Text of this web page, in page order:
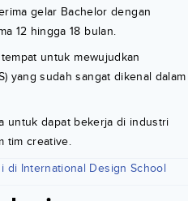
gelar Bachelor dengan
12 hingga 18 bulan.
untuk mewujudkan
yang sudah sangat dikenal dalam
untuk dapat bekerja di industri
tim creative.
di International Design School